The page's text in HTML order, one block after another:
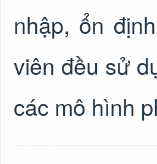
nhập, ổn
viên đều sử
các mô hình